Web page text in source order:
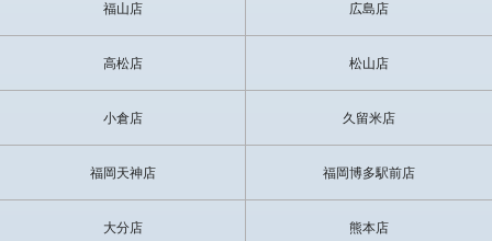
してくれてありがとう♪また時間つくって会いに行くよ。(F様)
丁寧で真面目な応対で好印象でした。あらかじめリクエストしてい
た希望もしっかり応えてもらえました。見た目は写真よりも男っぽ
いかな。爽やかな感じでした。
久しぶりだったけど楽しめました。
串カツ食べて、スマホゲームのドラガリロストを一緒にマルチプレ
イ出来て楽しい時間を過ごすことが出来ました。
次回は早く俺のレベルに来て上級レベルをマルチプレイやりましょ
福山店 広島店
高松店 松山店
小倉店 久留米店
福岡天神店 福岡博多駅前店
大分店 熊本店